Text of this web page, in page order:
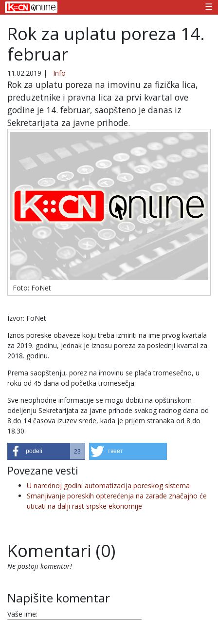
☰
Rok za uplatu poreza 14.
februar
11.02.2019 | Info
Rok za uplatu poreza na imovinu za fizička lica,
preduzetnike i pravna lica za prvi kvartal ove
godine je 14. februar, saopšteno je danas iz
Sekretarijata za javne prihode.
Foto: FoNet
Izvor: FoNet
Iznos poreske obaveze koju treba izmiriti na ime prvog kvartala
za 2019. godinu, jednak je iznosu poreza za poslednji kvartal za
2018. godinu.
Prema saopštenju, porez na imovinu se plaća tromesečno, u
roku od 45 dana od početka tromesečja.
Sve neophodne informacije se mogu dobiti na opštinskom
odeljenju Sekretarijata za javne prihode svakog radnog dana od
8 do 14 časova izuzev srede, kada je prijem stranaka od 8 do
18.30.
podeli 23 твеет
Povezane vesti
U narednoj godini automatizacija poreskog sistema
Smanjivanje poreskih opterećenja na zarade značajno će
uticati na dalji rast srpske ekonomije
Komentari (0)
Ne postoji komentar!
Napišite komentar
Vaše ime: